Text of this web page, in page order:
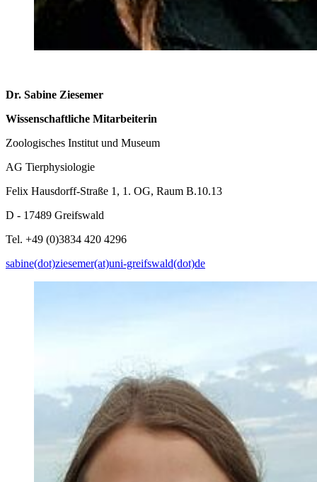
Dr. Sabine Ziesemer
Wissenschaftliche Mitarbeiterin
Zoologisches Institut und Museum
AG Tierphysiologie
Felix Hausdorff-Straße 1, 1. OG, Raum B.10.13
D - 17489 Greifswald
Tel. +49 (0)3834 420 4296
sabine(dot)ziesemer(at)uni-greifswald(dot)de